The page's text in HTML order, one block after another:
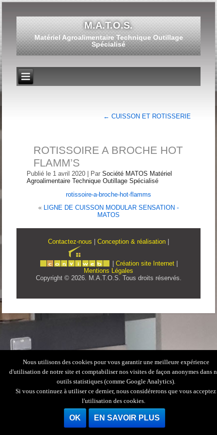
M.A.T.O.S.
Matériel Agroalimentaire Technique Outillage
Spécialisé
← CUISSON ET ROTISSERIE
ROTISSOIRE A BROCHE HOT
FLAMM’S
Publié le 1 avril 2020 Par Société MATOS Matériel
Agroalimentaire Technique Outillage Spécialisé
rotissoire-a-broche-hot-flamms
« LIGNE DE CUISSON MODULAR SENSATION -
MATOS
Contactez-nous Conception & réalisation
Création site Internet
Mentions Légales
Copyright © 2026. M.A.T.O.S. Tous droits réservés.
Nous utilisons des cookies pour vous garantir une meilleure expérience
d'utilisation de notre site et comptabiliser nos visites de façon anonymes dans
outils statistiques (comme Google Analytics).
Si vous continuez à utiliser ce dernier, nous considérerons que vous acceptez
l'utilisation des cookies.
OK EN SAVOIR PLUS